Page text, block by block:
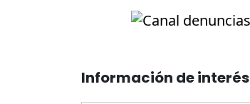
Información de interés